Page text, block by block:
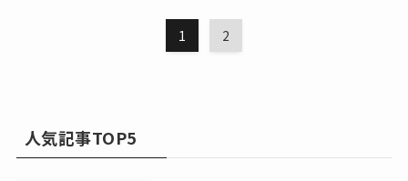
1 2
人気記事TOP5